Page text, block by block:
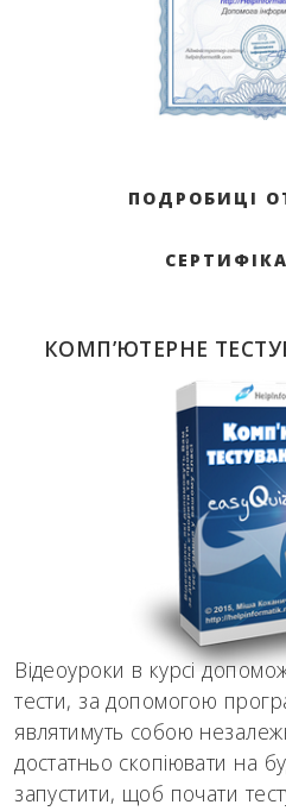
ПОДРОБИЦІ
КОМП’ЮТЕРНЕ
Відеоуроки в курсі
тести, за допомогою
являтимуть собою
достатньо скопіювати на
запустити, щоб почати